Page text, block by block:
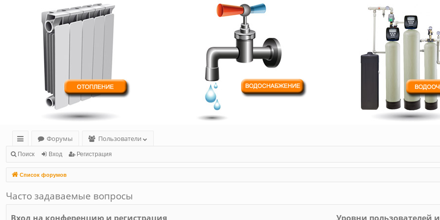
с
ы
лк
и
Форумы
Пользователи
Поиск Вход Регистрация
Список форумов
Часто задаваемые вопросы